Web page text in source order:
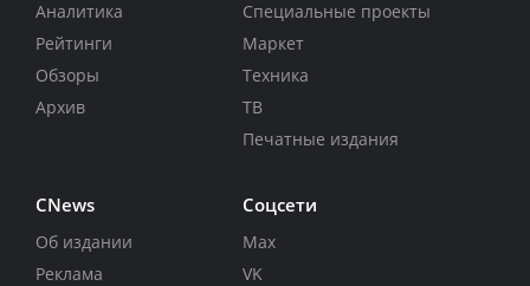
Аналитика
Рейтинги
Обзоры
Архив
Специальные проекты
Маркет
Техника
ТВ
Печатные издания
CNews
Об издании
Реклама
Соцсети
Max
VK